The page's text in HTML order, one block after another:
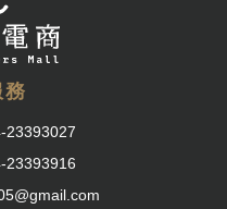
務
23393027
23393916